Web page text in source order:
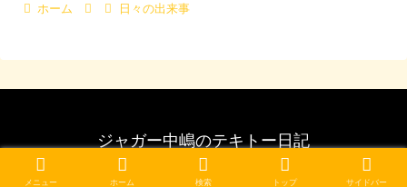
ホーム 日々の出来事
ジャガー中嶋のテキトー日記
© 2007 ジャガー中嶋のテキトー日記.
メニュー ホーム 検索 トップ サイドバー